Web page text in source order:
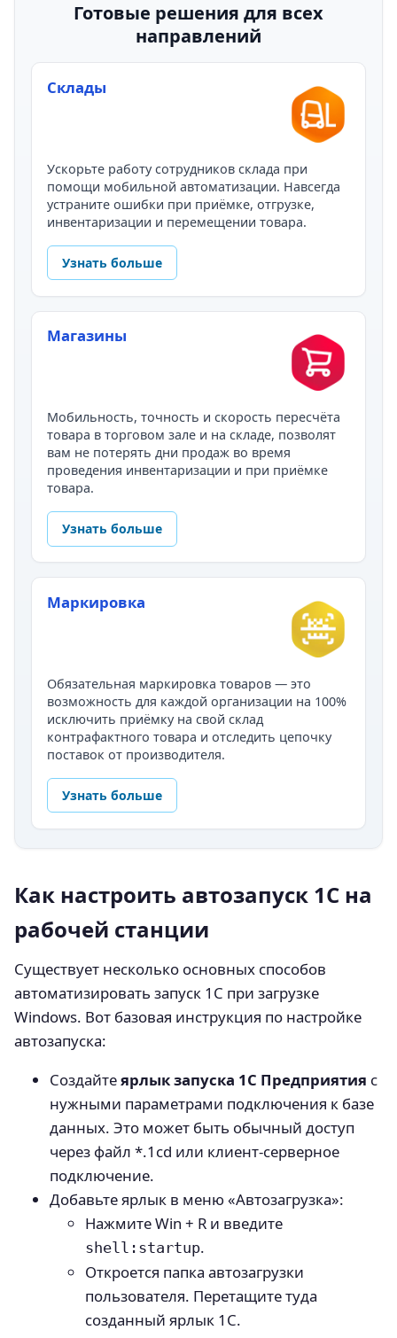
Готовые решения для всех
направлений
Склады
Ускорьте работу сотрудников склада при
помощи мобильной автоматизации. Навсегда
устраните ошибки при приёмке, отгрузке,
инвентаризации и перемещении товара.
Узнать больше
Магазины
Мобильность, точность и скорость пересчёта
товара в торговом зале и на складе, позволят
вам не потерять дни продаж во время
проведения инвентаризации и при приёмке
товара.
Узнать больше
Маркировка
Обязательная маркировка товаров — это
возможность для каждой организации на 100%
исключить приёмку на свой склад
контрафактного товара и отследить цепочку
поставок от производителя.
Узнать больше
Как настроить автозапуск 1С на
рабочей станции
Существует несколько основных способов
автоматизировать запуск 1С при загрузке
Windows. Вот базовая инструкция по настройке
автозапуска:
Создайтеярлык запуска 1С Предприятия с
нужными параметрами подключения к базе
данных. Это может быть обычный доступ
через файл *.1cd или клиент-серверное
подключение.
Добавьте ярлык в меню «Автозагрузка»:
Нажмите Win + R и введите
shell:startup.
Откроется папка автозагрузки
пользователя. Перетащите туда
созданный ярлык 1С.